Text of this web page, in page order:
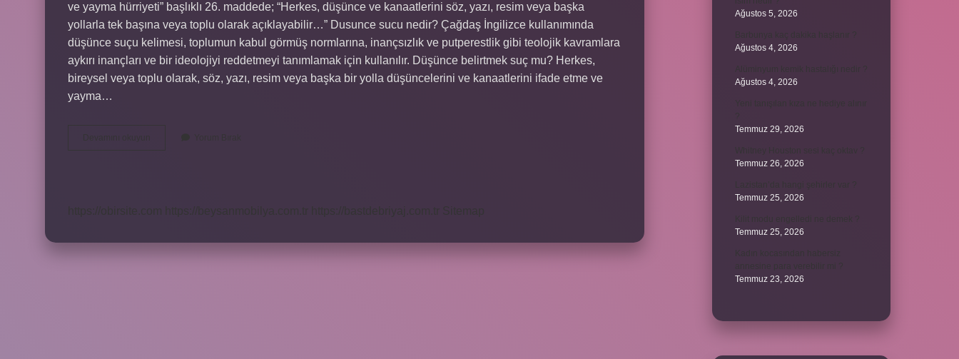
ve yayma hürriyeti” başlıklı 26. maddede; “Herkes, düşünce ve kanaatlerini söz, yazı, resim veya başka
yollarla tek başına veya toplu olarak açıklayabilir…” Dusunce sucu nedir? Çağdaş İngilizce kullanımında
düşünce suçu kelimesi, toplumun kabul görmüş normlarına, inançsızlık ve putperestlik gibi teolojik kavramlara
aykırı inançları ve bir ideolojiyi reddetmeyi tanımlamak için kullanılır. Düşünce belirtmek suç mu? Herkes,
bireysel veya toplu olarak, söz, yazı, resim veya başka bir yolla düşüncelerini ve kanaatlerini ifade etme ve
yayma…
Ağustos 5, 2026
Ağustos 4, 2026
Ağustos 4, 2026
Temmuz 29, 2026
Temmuz 26, 2026
Temmuz 25, 2026
Temmuz 25, 2026
Temmuz 23, 2026